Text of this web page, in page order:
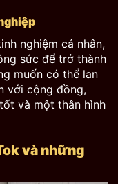
nghiệm cá nhân,
sức để trở thành
muốn có thể lan
với cộng đồng,
và một thân hình
và những